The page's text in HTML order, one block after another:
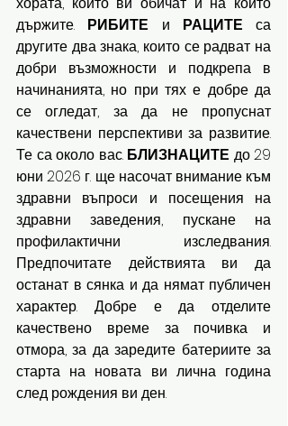
държите. РИБИТЕ и РАЦИТЕ са
другите два знака, които се радват на
добри възможности и подкрепа в
начинанията, но при тях е добре да
се огледат, за да не пропуснат
качествени перспективи за развитие.
Те са около вас. БЛИЗНАЦИТЕ до 29
юни 2026 г. ще насочат внимание към
здравни въпроси и посещения на
здравни заведения, пускане на
профилактични изследвания.
Предпочитате действията ви да
останат в сянка и да нямат публичен
характер. Добре е да отделите
качествено време за почивка и
отмора, за да заредите батериите за
старта на новата ви лична година
след рождения ви ден.